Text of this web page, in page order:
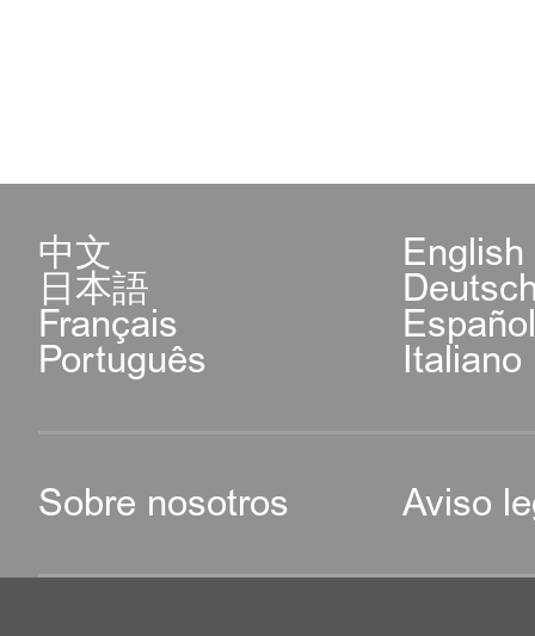
中文 English
日本語
Français
Português Italiano
Sobre nosotros Aviso